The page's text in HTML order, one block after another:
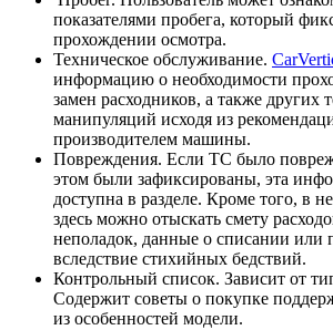
показателями пробега, который
прохождении осмотра.
Техническое обслуживание.
информацию о необходимости
замен расходников, а также других
манипуляций исходя из
производителем машины.
Повреждения. Если ТС было
этом были зафиксированы, эта
доступна в разделе. Кроме того, в
здесь можно отыскать смету
неполадок, данные о списании или
вследствие стихийных бедствий.
Контрольный список. Зависит от
Содержит советы о покупке
из особенностей модели.